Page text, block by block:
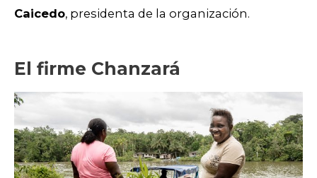
Caicedo, presidenta de la organización.
El firme Chanzará